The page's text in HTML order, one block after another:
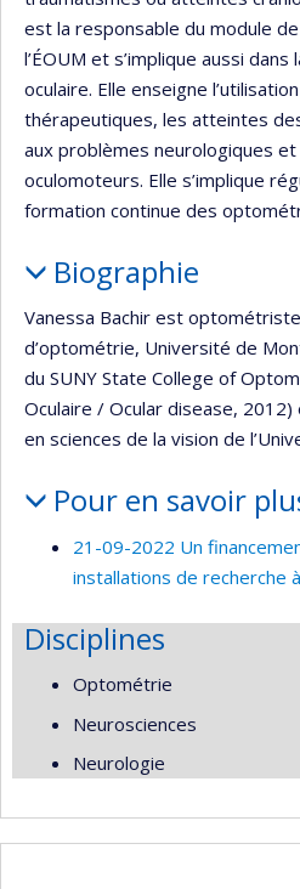
est la responsable du module
l’ÉOUM et s’implique aussi
oculaire. Elle enseigne
thérapeutiques, les atteintes
aux problèmes neurologiques
oculomoteurs. Elle s’implique
formation continue des
Biographie
Vanessa Bachir est
d’optométrie, Université de
du SUNY State College of
Oculaire / Ocular disease,
en sciences de la vision de
Pour en savoir
21-09-2022 Un
installations de recherche
Disciplines
Optométrie
Neurosciences
Neurologie